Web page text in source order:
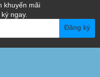
khuyến mãi
ngay.
Đăng ký